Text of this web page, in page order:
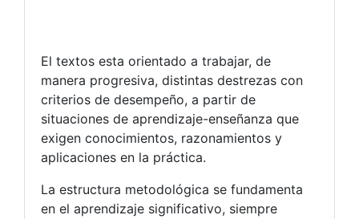
El textos esta orientado a trabajar, de
manera progresiva, distintas destrezas con
criterios de desempeño, a partir de
situaciones de aprendizaje-enseñanza que
exigen conocimientos, razonamientos y
aplicaciones en la práctica.
La estructura metodológica se fundamenta
en el aprendizaje significativo, siempre